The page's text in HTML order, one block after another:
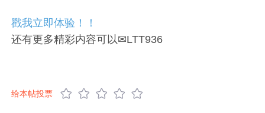
戳我立即体验！！
还有更多精彩内容可以✉LTT936
给本帖投票